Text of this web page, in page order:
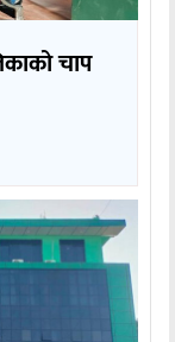
चाप